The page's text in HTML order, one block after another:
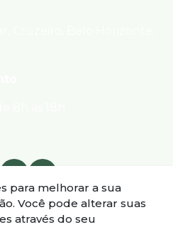
para melhorar a sua
Você pode alterar suas
através do seu